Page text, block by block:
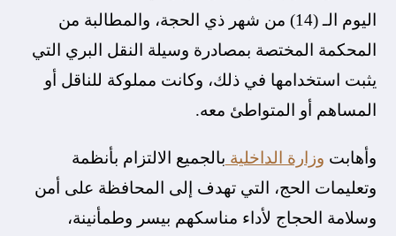
اليوم الـ (14) من شهر ذي الحجة، والمطالبة من
المحكمة المختصة بمصادرة وسيلة النقل البري التي
يثبت استخدامها في ذلك، وكانت مملوكة للناقل أو
المساهم أو المتواطئ معه.
وأهابت وزارة الداخلية بالجميع الالتزام بأنظمة
وتعليمات الحج، التي تهدف إلى المحافظة على أمن
وسلامة الحجاج لأداء مناسكهم بيسر وطمأنينة،